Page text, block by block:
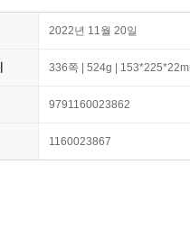
2022년 11월 20일
336쪽 | 524g |
9791160023862
1160023867